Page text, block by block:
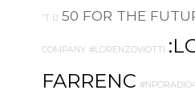
'T IJ 50 FOR THE
COMPANY #LORENZOVIOTTI
FARRENC